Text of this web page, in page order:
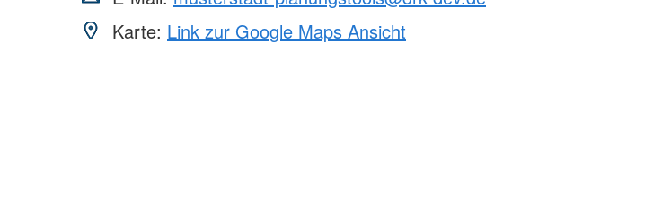
Karte: Link zur Google Maps Ansicht